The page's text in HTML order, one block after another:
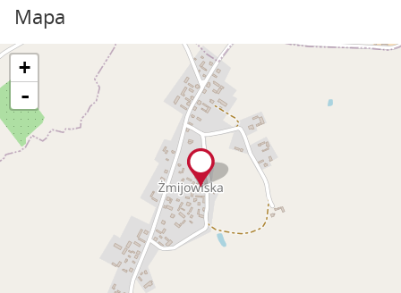
Mapa
+
-